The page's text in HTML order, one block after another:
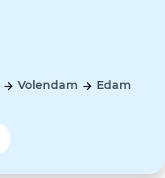
Volendam Edam